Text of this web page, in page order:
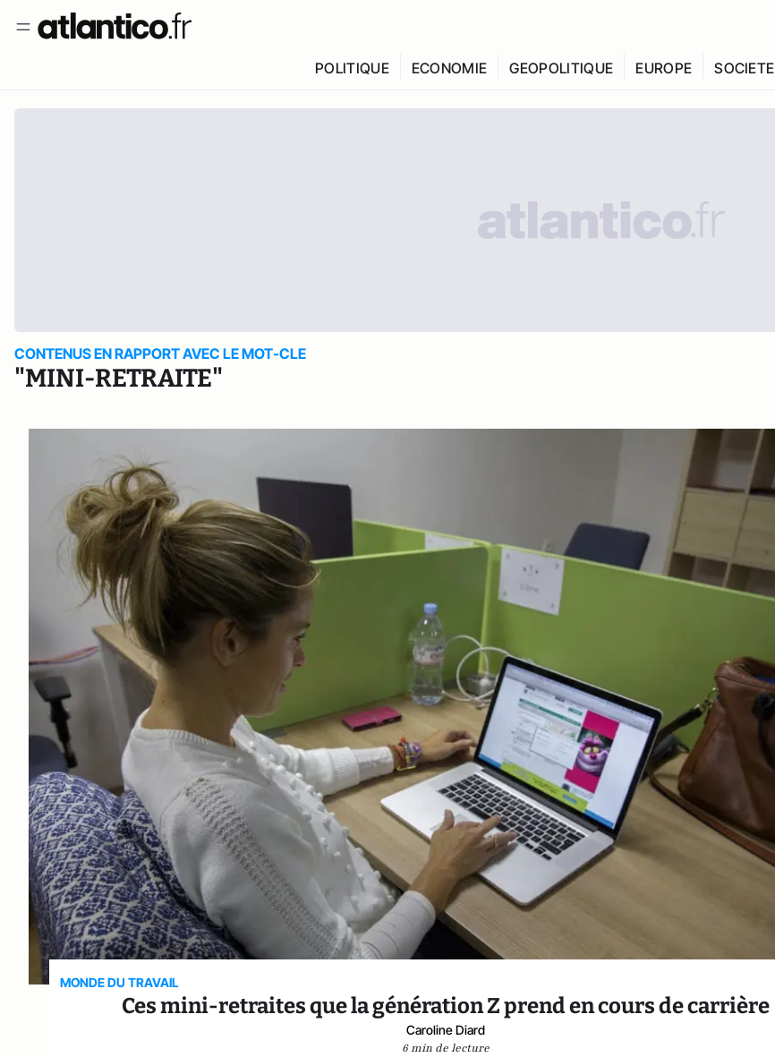
POLITIQUE ECONOMIE GEOPOLITIQUE EUROPE SOCIETE
CONTENUS EN RAPPORT AVEC LE MOT-CLE
"MINI-RETRAITE"
MONDE DU TRAVAIL
Ces mini-retraites que la génération Z prend en cours de carrière
Caroline Diard
6 min de lecture